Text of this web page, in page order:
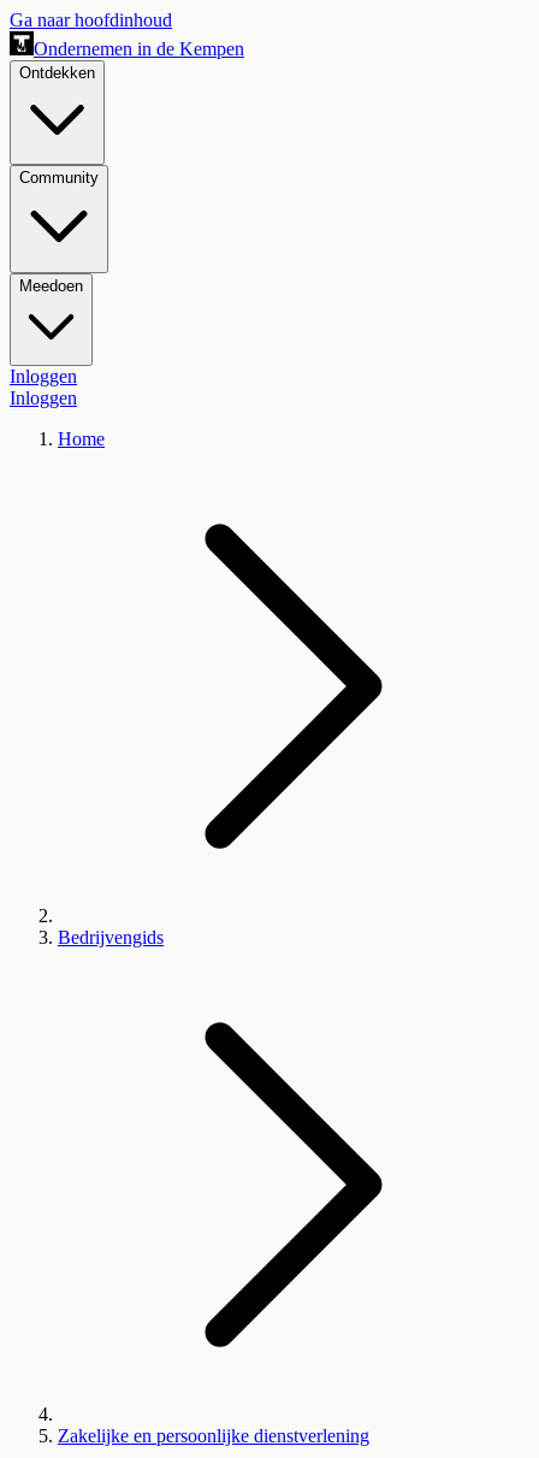
Ga naar hoofdinhoud
Ondernemen in de Kempen
Ontdekken
Community
Meedoen
Inloggen
Inloggen
Home
Bedrijvengids
Zakelijke en persoonlijke dienstverlening